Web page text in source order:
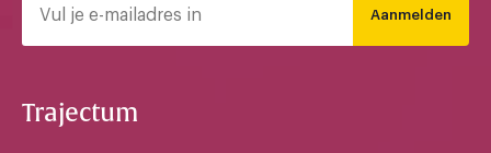
Aanmelden
Trajectum